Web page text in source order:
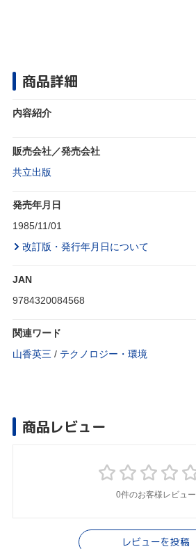
商品詳細
内容紹介
販売会社／発売会社
共立出版
発売年月日
1985/11/01
改訂版・発行年月日について
JAN
9784320084568
関連ワード
山香英三 / テクノロジー・環境
商品レビュー
0件のお客様レビュー
レビューを投稿